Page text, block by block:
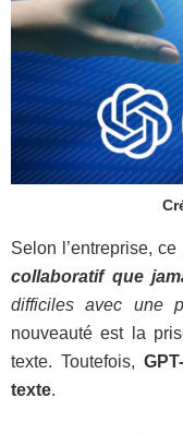
Selon l’entreprise,
collaboratif que
difficiles avec une
nouveauté est la
texte. Toutefois,
texte.